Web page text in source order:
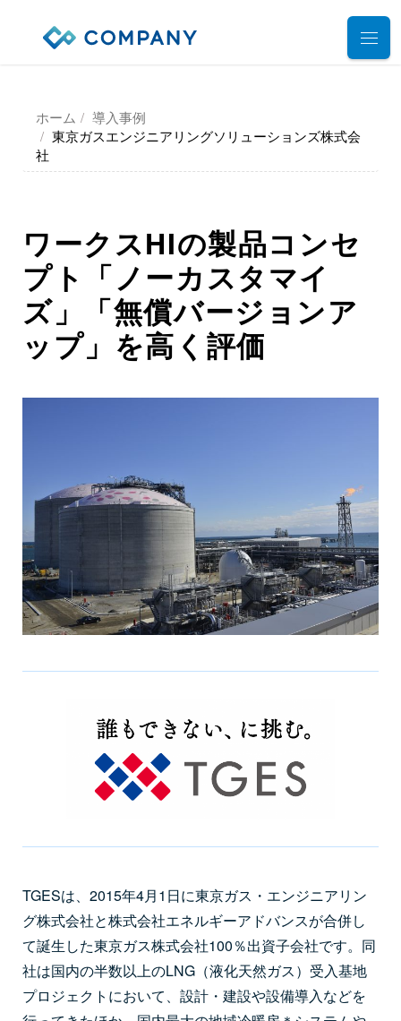
人事管理
給与計算
タレントマネジメント
雇用手続管理
ID管理
マイナンバー管理
公共・公益法人向け
サポート
プロフェッショナルサービス
ユーザーコミッティ
パートナー連携・協業
アウトソーシング（WBS）
導入事例
デモ動画
お役立ち資料
会社情報
ニュース
CEO挨拶
制度・文化
採用情報
WHI Holdings
受付時間9:30〜18:30（土日祝日を除く）
ホーム
導入事例
東京ガスエンジニアリングソリューションズ株式会
社
ワークスHIの製品コンセ
プト「ノーカスタマイ
ズ」「無償バージョンア
ップ」を高く評価
TGESは、2015年4月1日に東京ガス・エンジニアリン
グ株式会社と株式会社エネルギーアドバンスが合併し
て誕生した東京ガス株式会社100％出資子会社です。同
社は国内の半数以上のLNG（液化天然ガス）受入基地
プロジェクトにおいて、設計・建設や設備導入などを